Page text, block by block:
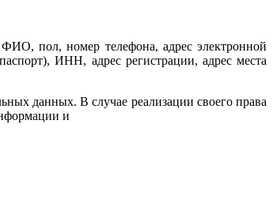
пол, номер телефона, адрес электронной
ИНН, адрес регистрации, адрес места
данных. В случае реализации своего права
и